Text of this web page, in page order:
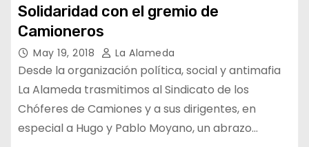
Solidaridad con el gremio de
Camioneros
May 19, 2018 La Alameda
Desde la organización política, social y antimafia
La Alameda trasmitimos al Sindicato de los
Chóferes de Camiones y a sus dirigentes, en
especial a Hugo y Pablo Moyano, un abrazo…